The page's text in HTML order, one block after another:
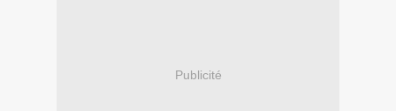
Publicité